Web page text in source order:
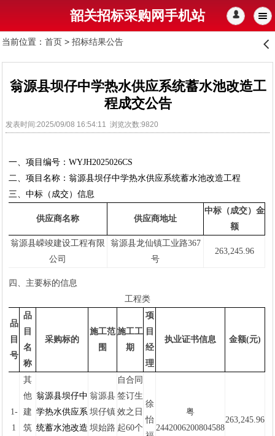
韶关招标采购网手机站 󰄭
当前位置： 首页> 招标结果公告 󰊒
翁源县坝仔中学热水供应系统蓄水池改造工
程成交公告
发表时间:2025/09/08 16:54:11 浏览次数:9820
一、 项目编号： WYJH2025026CS
二、 项目名称： 翁源县坝仔中学热水供应系统蓄水池改造工程
三、中标（成交）信息
供应商名称 供应商地址
中标（成交）金
额
翁源县嵘竣建设工程有限
公司
翁源县龙仙镇工业路367
号
263,245.96
四、 主要标的信息
工程类
品
目
号
品
目
名
称
采购标的
施工范
围
施工工
期
项
目
经
理
执业证书信息 金额(元)
1-
1
其
他
建
筑
翁源县坝仔中
学热水供应系
统蓄水池改造
翁源县
坝仔镇
坝始路
自合同
签订生
效之日
起60个
徐
怡
粤
2442006200804588
263,245.96